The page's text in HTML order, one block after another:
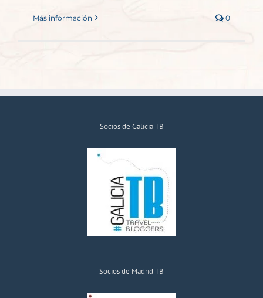
Más información 0
Socios de Galicia TB
Socios de Madrid TB